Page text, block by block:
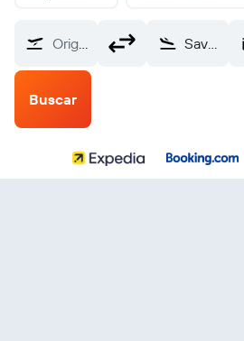
Origen Savannah/Hilton Head (SAV)
Buscar